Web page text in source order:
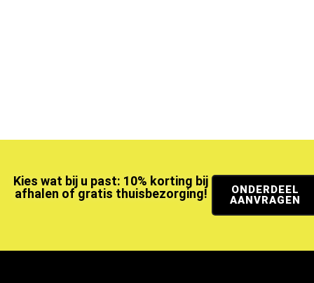
Kies wat bij u past: 10% korting bij
afhalen of gratis thuisbezorging!
ONDERDEEL
AANVRAGEN